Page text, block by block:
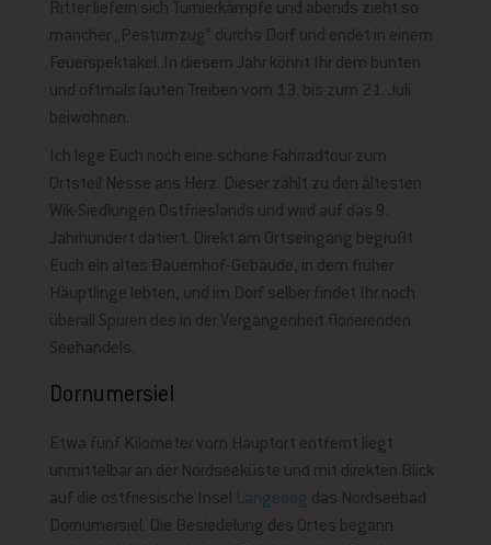
Ritter liefern sich Turnierkämpfe und abends zieht so
mancher „Pestumzug“ durchs Dorf und endet in einem
Feuerspektakel. In diesem Jahr könnt Ihr dem bunten
und oftmals lauten Treiben vom 13. bis zum 21. Juli
beiwohnen.
Ich lege Euch noch eine schöne Fahrradtour zum
Ortsteil Nesse ans Herz. Dieser zählt zu den ältesten
Wik-Siedlungen Ostfrieslands und wird auf das 9.
Jahrhundert datiert. Direkt am Ortseingang begrüßt
Euch ein altes Bauernhof-Gebäude, in dem früher
Häuptlinge lebten, und im Dorf selber findet Ihr noch
überall Spuren des in der Vergangenheit florierenden
Seehandels.
Dornumersiel
Etwa fünf Kilometer vom Hauptort entfernt liegt
unmittelbar an der Nordseeküste und mit direkten Blick
auf die ostfriesische Insel Langeoog das Nordseebad
Dornumersiel. Die Besiedelung des Ortes begann